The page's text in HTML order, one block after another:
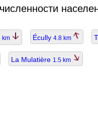
km Écully 4.8 km
La Mulatière 1.5 km